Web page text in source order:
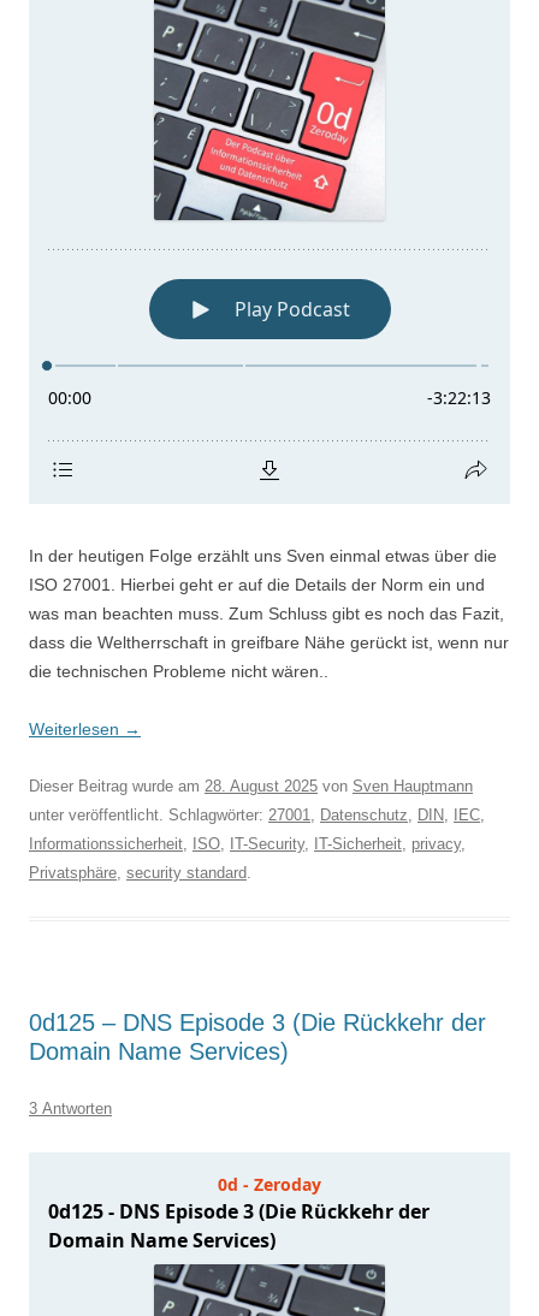
In der heutigen Folge erzählt uns Sven einmal etwas über die
ISO 27001. Hierbei geht er auf die Details der Norm ein und
was man beachten muss. Zum Schluss gibt es noch das Fazit,
dass die Weltherrschaft in greifbare Nähe gerückt ist, wenn nur
die technischen Probleme nicht wären..
Weiterlesen →
Dieser Beitrag wurde am 28. August 2025 von Sven Hauptmann
unter veröffentlicht. Schlagwörter: 27001, Datenschutz, DIN, IEC,
Informationssicherheit, ISO, IT-Security, IT-Sicherheit, privacy,
Privatsphäre, security standard.
0d125 – DNS Episode 3 (Die Rückkehr der
Domain Name Services)
3 Antworten